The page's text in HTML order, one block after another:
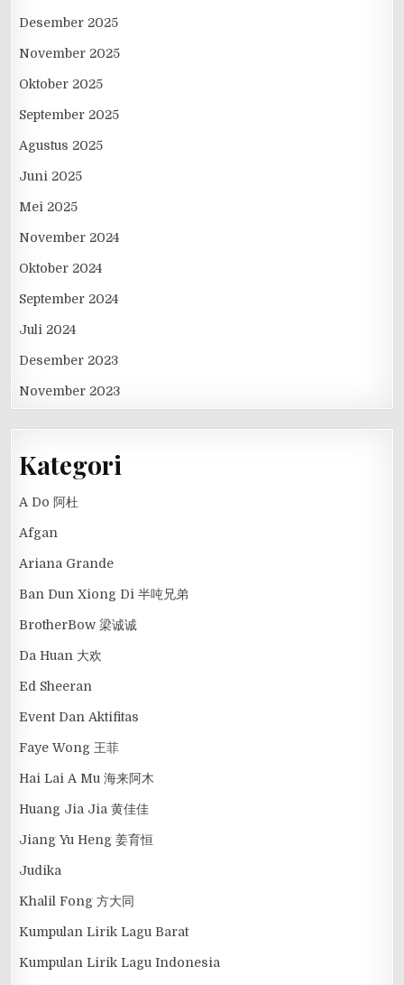
Desember 2025
November 2025
Oktober 2025
September 2025
Agustus 2025
Juni 2025
Mei 2025
November 2024
Oktober 2024
September 2024
Juli 2024
Desember 2023
November 2023
Kategori
A Do 阿杜
Afgan
Ariana Grande
Ban Dun Xiong Di 半吨兄弟
BrotherBow 梁诚诚
Da Huan 大欢
Ed Sheeran
Event Dan Aktifitas
Faye Wong 王菲
Hai Lai A Mu 海来阿木
Huang Jia Jia 黄佳佳
Jiang Yu Heng 姜育恒
Judika
Khalil Fong 方大同
Kumpulan Lirik Lagu Barat
Kumpulan Lirik Lagu Indonesia